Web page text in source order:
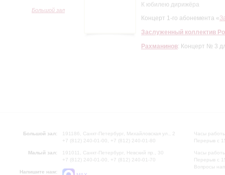
Большой зал
К юбилею дирижёра
Концерт 1-го абонемента «
Заслуженный коллектив
Рахманинов: Концерт № 3
Большой зал:
191186, Санкт-Петербург, Михайловская ул., 2
+7 (812) 240-01-00, +7 (812) 240-01-80
Малый зал:
191011, Санкт-Петербург, Невский пр., 30
+7 (812) 240-01-00, +7 (812) 240-01-70
Напишите нам:
Часы
Перерыв с
Часы
Перерыв с
Вопросы